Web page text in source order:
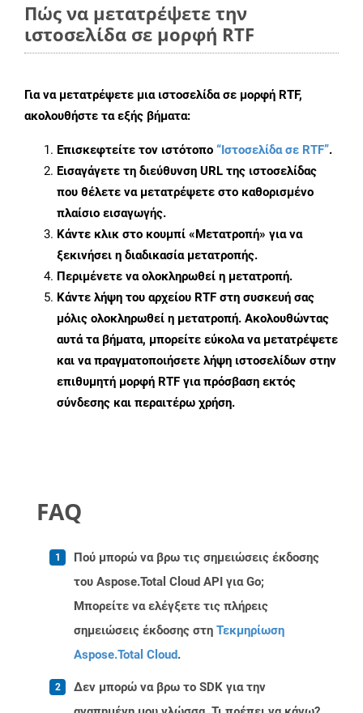
Πώς να μετατρέψετε την
ιστοσελίδα σε μορφή RTF
Για να μετατρέψετε μια ιστοσελίδα σε μορφή RTF,
ακολουθήστε τα εξής βήματα:
Επισκεφτείτε τον ιστότοπο “Ιστοσελίδα σε RTF”.
Εισαγάγετε τη διεύθυνση URL της ιστοσελίδας
που θέλετε να μετατρέψετε στο καθορισμένο
πλαίσιο εισαγωγής.
Κάντε κλικ στο κουμπί «Μετατροπή» για να
ξεκινήσει η διαδικασία μετατροπής.
Περιμένετε να ολοκληρωθεί η μετατροπή.
Κάντε λήψη του αρχείου RTF στη συσκευή σας
μόλις ολοκληρωθεί η μετατροπή. Ακολουθώντας
αυτά τα βήματα, μπορείτε εύκολα να μετατρέψετε
και να πραγματοποιήσετε λήψη ιστοσελίδων στην
επιθυμητή μορφή RTF για πρόσβαση εκτός
σύνδεσης και περαιτέρω χρήση.
FAQ
Πού μπορώ να βρω τις σημειώσεις έκδοσης
του Aspose.Total Cloud API για Go;
Μπορείτε να ελέγξετε τις πλήρεις
σημειώσεις έκδοσης στη Τεκμηρίωση
Aspose.Total Cloud.
Δεν μπορώ να βρω το SDK για την